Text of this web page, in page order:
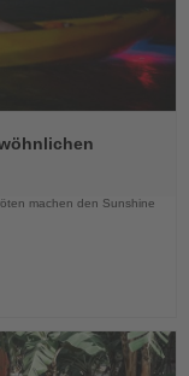
machen den Sunshine